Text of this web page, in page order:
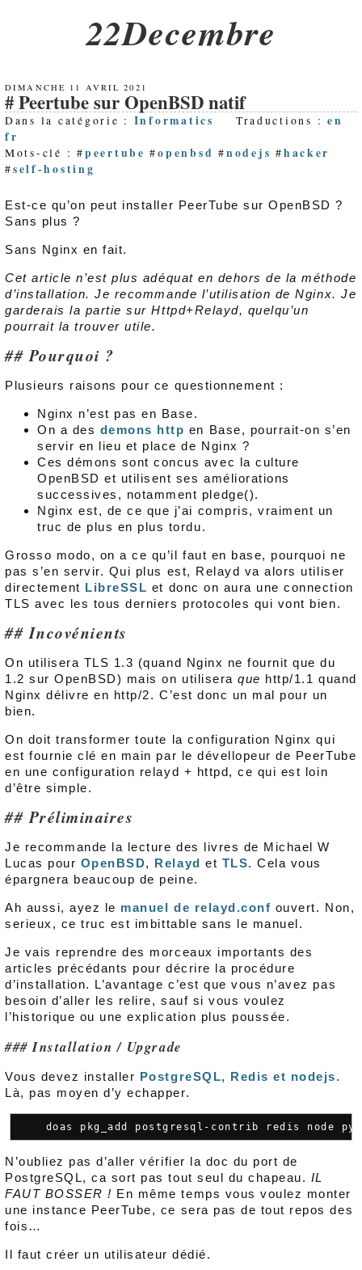
22Decembre
DIMANCHE 11 AVRIL 2021
Peertube sur OpenBSD natif
Dans la catégorie : Informatics Traductions :en
fr
Mots-clé : #peertube #openbsd #nodejs #hacker
#self-hosting
Est-ce qu’on peut installer PeerTube sur OpenBSD ?
Sans plus ?
Sans Nginx en fait.
Cet article n’est plus adéquat en dehors de la méthode
d’installation. Je recommande l’utilisation de Nginx. Je
garderais la partie sur Httpd+Relayd, quelqu’un
pourrait la trouver utile.
Pourquoi ?
Plusieurs raisons pour ce questionnement :
Nginx n’est pas en Base.
On a des demons http en Base, pourrait-on s’en
servir en lieu et place de Nginx ?
Ces démons sont concus avec la culture
OpenBSD et utilisent ses améliorations
successives, notamment pledge().
Nginx est, de ce que j’ai compris, vraiment un
truc de plus en plus tordu.
Grosso modo, on a ce qu’il faut en base, pourquoi ne
pas s’en servir. Qui plus est, Relayd va alors utiliser
directement LibreSSL et donc on aura une connection
TLS avec les tous derniers protocoles qui vont bien.
Incovénients
On utilisera TLS 1.3 (quand Nginx ne fournit que du
1.2 sur OpenBSD) mais on utiliseraque http/1.1 quand
Nginx délivre en http/2. C’est donc un mal pour un
bien.
On doit transformer toute la configuration Nginx qui
est fournie clé en main par le dévellopeur de PeerTube
en une configuration relayd + httpd, ce qui est loin
d’être simple.
Préliminaires
Je recommande la lecture des livres de Michael W
Lucas pour OpenBSD, Relayd et TLS. Cela vous
épargnera beaucoup de peine.
Ah aussi, ayez le manuel de relayd.conf ouvert. Non,
serieux, ce truc est imbittable sans le manuel.
Je vais reprendre des morceaux importants des
articles précédants pour décrire la procédure
d’installation. L’avantage c’est que vous n’avez pas
besoin d’aller les relire, sauf si vous voulez
l’historique ou une explication plus poussée.
Installation / Upgrade
Vous devez installer PostgreSQL, Redis et nodejs.
Là, pas moyen d’y echapper.
N’oubliez pas d’aller vérifier la doc du port de
PostgreSQL, ca sort pas tout seul du chapeau. IL
FAUT BOSSER ! En même temps vous voulez monter
une instance PeerTube, ce sera pas de tout repos des
fois…
Il faut créer un utilisateur dédié.